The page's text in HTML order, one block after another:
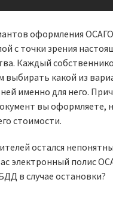
оформления
с точки зрения
Каждый
выбирать какой из
именно для него.
вы оформляете,
стоимости.
остался
электронный полис
в случае остановки?